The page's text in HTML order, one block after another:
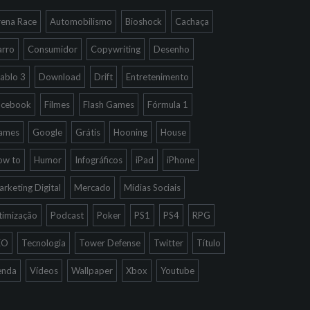
Race Automobilismo Bioshock Cachaça
Consumidor Copywriting Desenho
3 Download Drift Entretenimento
Filmes Flash Games Fórmula 1
Google Grátis Hooning House
to Humor Infográficos iPad iPhone
Digital Mercado Mídias Sociais
Podcast Poker PS1 PS4 RPG
Tecnologia Tower Defense Twitter Título
Vídeos Wallpaper Xbox Youtube